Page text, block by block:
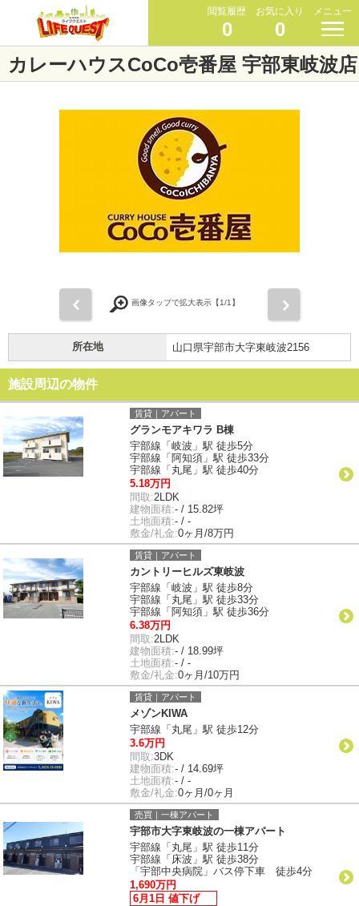
閲覧履歴
0
お気に入り
0
メニュー
カレーハウスCoCo壱番屋 宇部東岐波店
画像タップで拡大表示【1/1】
所在地 山口県宇部市大字東岐波2156
施設周辺の物件
賃貸｜アパート
グランモアキワラ B棟
宇部線「岐波」駅 徒歩5分
宇部線「阿知須」駅 徒歩33分
宇部線「丸尾」駅 徒歩40分
5.18万円
間取:2LDK
建物面積:- / 15.82坪
土地面積:- / -
敷金/礼金:0ヶ月/8万円
賃貸｜アパート
カントリーヒルズ東岐波
宇部線「岐波」駅 徒歩8分
宇部線「丸尾」駅 徒歩33分
宇部線「阿知須」駅 徒歩36分
6.38万円
間取:2LDK
建物面積:- / 18.99坪
土地面積:- / -
敷金/礼金:0ヶ月/10万円
賃貸｜アパート
メゾンKIWA
宇部線「丸尾」駅 徒歩12分
3.6万円
間取:3DK
建物面積:- / 14.69坪
土地面積:- / -
敷金/礼金:0ヶ月/0ヶ月
売買｜一棟アパート
宇部市大字東岐波の一棟アパート
宇部線「丸尾」駅 徒歩11分
宇部線「床波」駅 徒歩38分
「宇部中央病院」バス停下車 徒歩4分
1,690万円
6月1日 値下げ